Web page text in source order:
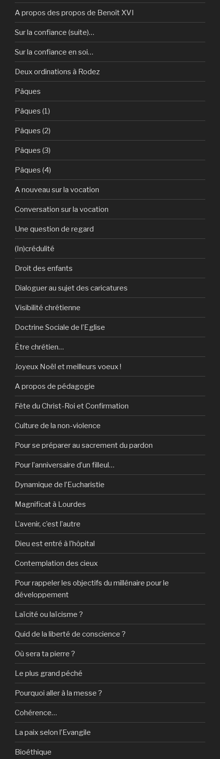
A propos des propos de Benoît XVI
Sur la confiance (suite)…
Sur la confiance en soi…
Deux ordinations à Rodez
Pâques
Pâques (1)
Pâques (2)
Pâques (3)
Pâques (4)
A nouveau sur la vocation
Conversation sur la vocation
Une question de regard
(In)crédulité
Droit des enfants
Dialoguer au sujet des caricatures
Visibilité chrétienne
Doctrine Sociale de l’Eglise
Être chrétien…
Joyeux Noël et meilleurs voeux !
A propos de pédagogie
Fête du Christ-Roi et Confirmation
Culture de la non-violence
Pour se préparer au sacrement du pardon
Pour l’anniversaire d’un filleul…
Dynamique de l’Eucharistie
Magnificat à Lourdes
L’avenir, c’est l’autre
Dieu est entré à l’hôpital
Contemplation des cieux
Pour rappeler les objectifs du millénaire pour le
développement
Laïcité ou laïcisme ?
Quid de la liberté de conscience ?
Où sera ta pierre ?
Le plus grand péché
Pourquoi aller à la messe ?
Cohérence…
La paix selon l’Evangile
Bioéthique